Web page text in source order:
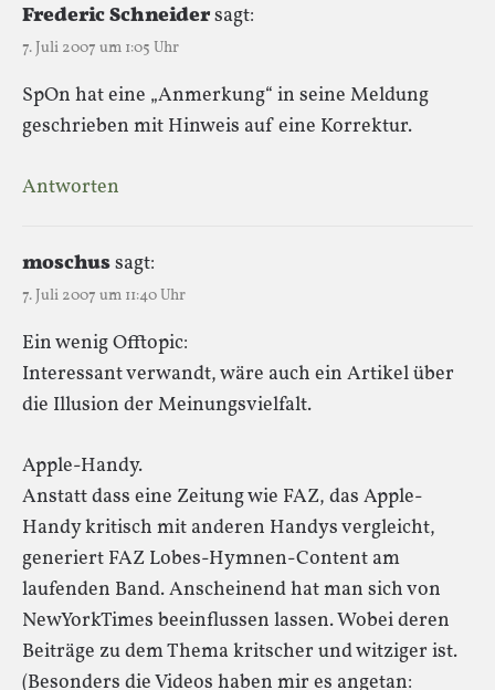
Frederic Schneidersagt:
7. Juli 2007 um 1:05 Uhr
SpOn hat eine „Anmerkung“ in seine Meldung
geschrieben mit Hinweis auf eine Korrektur.
Antworten
moschussagt:
7. Juli 2007 um 11:40 Uhr
Ein wenig Offtopic:
Interessant verwandt, wäre auch ein Artikel über
die Illusion der Meinungsvielfalt.
Apple-Handy.
Anstatt dass eine Zeitung wie FAZ, das Apple-
Handy kritisch mit anderen Handys vergleicht,
generiert FAZ Lobes-Hymnen-Content am
laufenden Band. Anscheinend hat man sich von
NewYorkTimes beeinflussen lassen. Wobei deren
Beiträge zu dem Thema kritscher und witziger ist.
(Besonders die Videos haben mir es angetan: